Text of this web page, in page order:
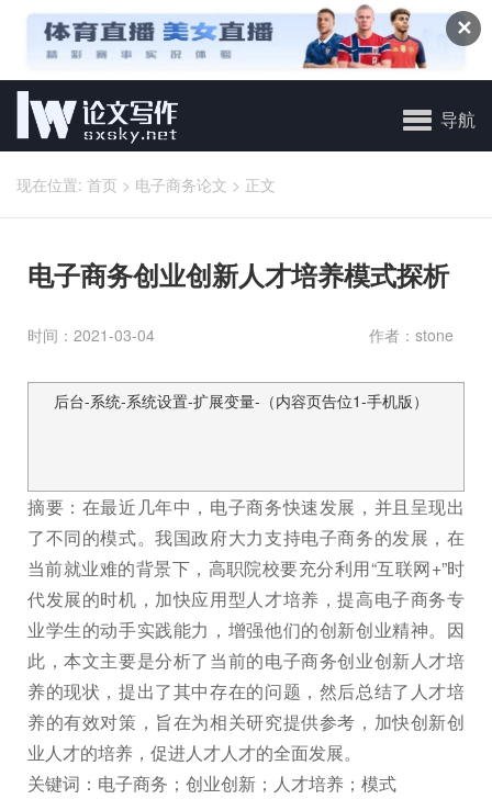
✕
导航
现在位置: 首页 > 电子商务论文 > 正文
电子商务创业创新人才培养模式探析
时间：2021-03-04 作者：stone
后台-系统-系统设置-扩展变量-（内容页告位1-手机版）
摘要：在最近几年中，电子商务快速发展，并且呈现出
了不同的模式。我国政府大力支持电子商务的发展，在
当前就业难的背景下，高职院校要充分利用“互联网+”时
代发展的时机，加快应用型人才培养，提高电子商务专
业学生的动手实践能力，增强他们的创新创业精神。因
此，本文主要是分析了当前的电子商务创业创新人才培
养的现状，提出了其中存在的问题，然后总结了人才培
养的有效对策，旨在为相关研究提供参考，加快创新创
业人才的培养，促进人才人才的全面发展。
关键词：电子商务；创业创新；人才培养；模式